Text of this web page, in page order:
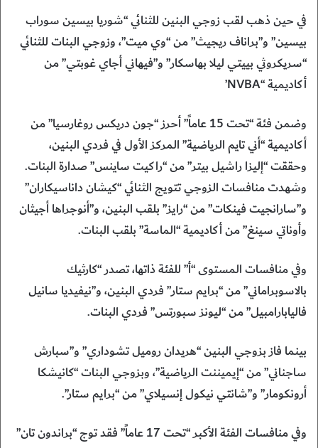
في حين ذهب لقب زوجي البنين للثنائي “شوريا بيسين سوراب
بيسين” و”براناف ريجيث” من “وي ميت”، وزوجي البنات للثنائي
“سريكروثي بييتي ليلا بهاسكار” و”فيهاني أجاي غوبتي” من
أكاديمية “NVBA’
وضمن فئة “تحت 15 عاماً” أحرز “جون دريكس روغارسيا” من
أكاديمية “أني تايم الرياضية” المركز الأول في فردي البنين،
وحققت “إليزا راشيل بيتر” من “راكيت ساينس” صدارة البنات.
وشهدت منافسات الزوجي تتويج الثنائي “كيشان داناسيكاران”
و”سارانجيت فينكات” من “رايز” بلقب البنين، و”أنوجراها أجيثان
وأوناتي سينغ” من أكاديمية “الماسة” بلقب البنات.
وفي منافسات المستوى “أ” للفئة ذاتها، تصدر “كارثيك
بالاسوبراماني” من “برايم ستار” فردي البنين، و”نيفيديا سانيل
فاليابارامبيل” من “ليونز سبورتس” فردي البنات.
بينما فاز بزوجي البنين “هريدان روميل تشوداري” و”سبارش
ساجناني” من “إيميننت الرياضية”، وبزوجي البنات “كانيشكا
أرونكومار” و”شانتي نيكول إنسيلاي” من “برايم ستار”.
وفي منافسات الفئة الأكبر “تحت 17 عاماً” فقد توج “براندون تان”